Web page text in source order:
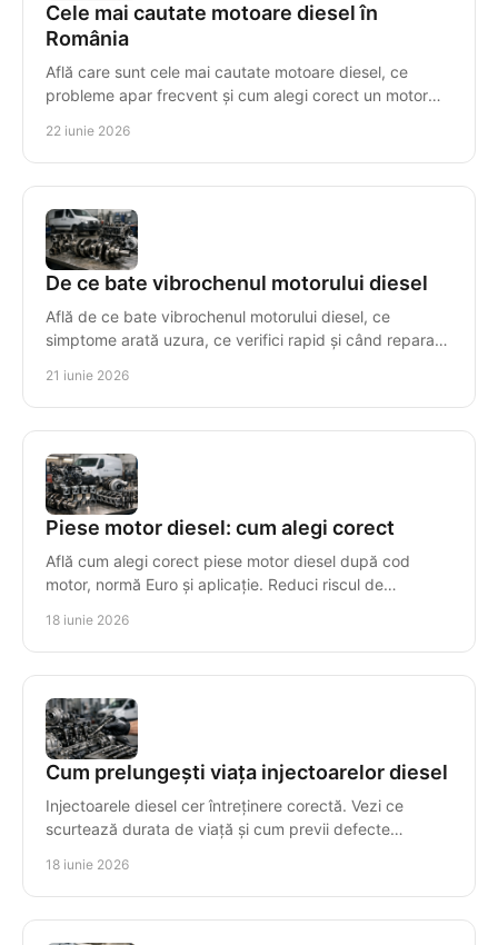
Cele mai cautate motoare diesel în
România
Află care sunt cele mai cautate motoare diesel, ce
probleme apar frecvent și cum alegi corect un motor
22 iunie 2026
De ce bate vibrochenul motorului diesel
Află de ce bate vibrochenul motorului diesel, ce
simptome arată uzura, ce verifici rapid și când reparația
21 iunie 2026
Piese motor diesel: cum alegi corect
Află cum alegi corect piese motor diesel după cod
motor, normă Euro și aplicație. Reduci riscul de
18 iunie 2026
Cum prelungești viața injectoarelor diesel
Injectoarele diesel cer întreținere corectă. Vezi ce
scurtează durata de viață și cum previi defecte
18 iunie 2026